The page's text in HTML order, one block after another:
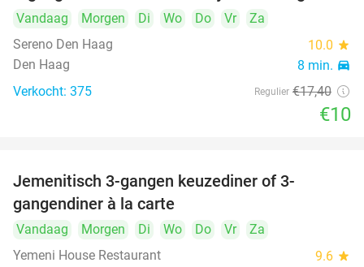
Vandaag Morgen Di Wo Do Vr
Za
Sereno Den Haag
10.0 star
Den Haag 8 min. directions_car
Verkocht: 375 Regulier €17,40
€10
Jemenitisch 3-gangen keuzediner of 3-
gangendiner à la carte
Vandaag Morgen Di Wo Do Vr
Za
Yemeni House Restaurant
9.6 star